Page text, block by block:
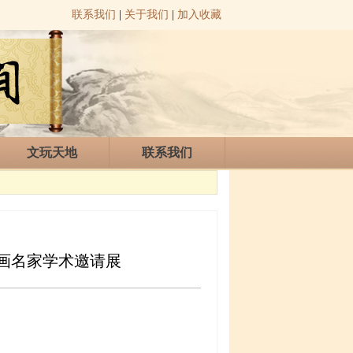
联系我们 关于我们 加入收藏
文玩天地 联系我们
名家学术邀请展